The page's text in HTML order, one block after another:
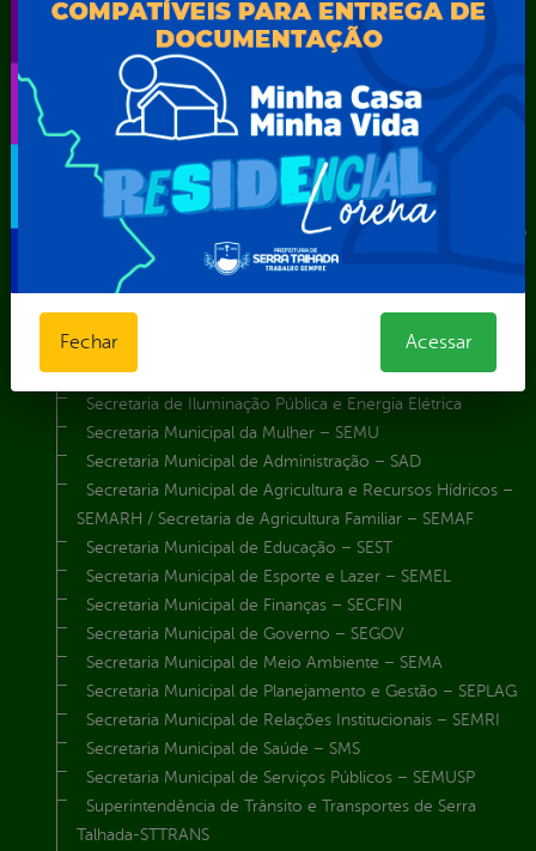
Assistência Social e Cidadania
Autarquia Educacional de Serra Talhada – AESET
Comando da Guarda Municipal-CGM
Diretoria da Defesa Civil
FUNDAÇÃO CULTURAL DE SERRA TALHADA
Gabinete da Prefeita
Gabinete do Vice-Prefeito
Instituto de Previdência Própria dos Servidores Públicos do
Município de Serra Talhada-IPPS
Obras e Infraestrutura
Procuradoria Geral do Município
Secretaria de Comunicação Social e Audiovisual
Secretaria de Desenvolvimento Econômico e Turismo
Secretaria de Iluminação Pública e Energia Elétrica
Secretaria Municipal da Mulher – SEMU
Secretaria Municipal de Administração – SAD
Secretaria Municipal de Agricultura e Recursos Hídricos –
SEMARH / Secretaria de Agricultura Familiar – SEMAF
Secretaria Municipal de Educação – SEST
Secretaria Municipal de Esporte e Lazer – SEMEL
Secretaria Municipal de Finanças – SECFIN
Secretaria Municipal de Governo – SEGOV
Secretaria Municipal de Meio Ambiente – SEMA
Secretaria Municipal de Planejamento e Gestão – SEPLAG
Secretaria Municipal de Relações Institucionais – SEMRI
Secretaria Municipal de Saúde – SMS
Secretaria Municipal de Serviços Públicos – SEMUSP
Superintendência de Trânsito e Transportes de Serra
Talhada-STTRANS
Fechar Acessar